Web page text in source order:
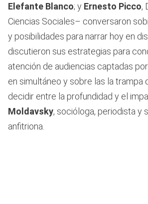
Elefante Blanco; y Ernesto Picco,
Ciencias Sociales– conversaron
y posibilidades para narrar hoy en
discutieron sus estrategias para
atención de audiencias captadas
en simultáneo y sobre las la trampa
decidir entre la profundidad y el
Moldavsky, socióloga, periodista y
anfitriona.